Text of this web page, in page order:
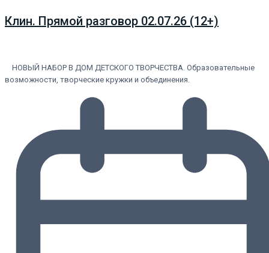
Клин. Прямой разговор 02.07.26 (12+)
НОВЫЙ НАБОР В ДОМ ДЕТСКОГО ТВОРЧЕСТВА. Образовательные
возможности, творческие кружки и объединения.